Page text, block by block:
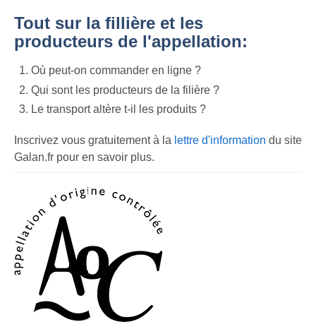
Tout sur la fillière et les
producteurs de l'appellation:
Où peut-on commander en ligne ?
Qui sont les producteurs de la filière ?
Le transport altère t-il les produits ?
Inscrivez vous gratuitement à la lettre d'information du site
Galan.fr pour en savoir plus.